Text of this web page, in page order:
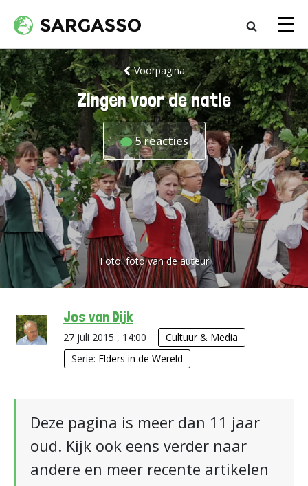
Voorpagina
Zingen voor de natie
5reacties
Foto:foto van de auteur
Jos van Dijk
27 juli 2015 , 14:00
Cultuur & Media
Serie: Elders in de Wereld
Deze pagina is meer dan 11 jaar
oud. Kijk ook eens verder naar
andere en meer recente artikelen